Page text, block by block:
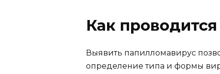
Как
Выявить папилломавирус
определение типа и формы